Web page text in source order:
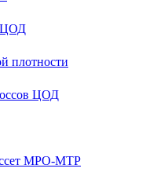
ЦОД
плотности
ЦОД
MPO-MTP